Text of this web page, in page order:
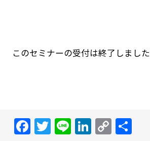
このセミナーの受付は終了しました
Facebook
Twitter
LineLinkedIn
Copy
共